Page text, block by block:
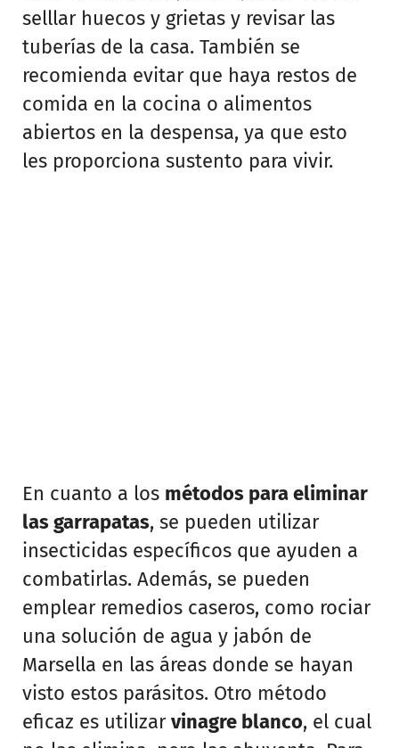
selllar huecos y grietas y revisar las
tuberías de la casa. También se
recomienda evitar que haya restos de
comida en la cocina o alimentos
abiertos en la despensa, ya que esto
les proporciona sustento para vivir.
En cuanto a los métodos para eliminar
las garrapatas, se pueden utilizar
insecticidas específicos que ayuden a
combatirlas. Además, se pueden
emplear remedios caseros, como rociar
una solución de agua y jabón de
Marsella en las áreas donde se hayan
visto estos parásitos. Otro método
eficaz es utilizarvinagre blanco, el cual